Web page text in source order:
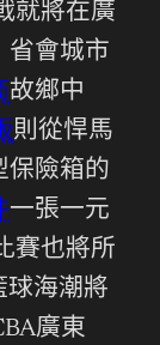
就將在廣
省會城市
故鄉中
則從悍馬
保險箱的
一張一元
賽也將所
球海潮將
廣東